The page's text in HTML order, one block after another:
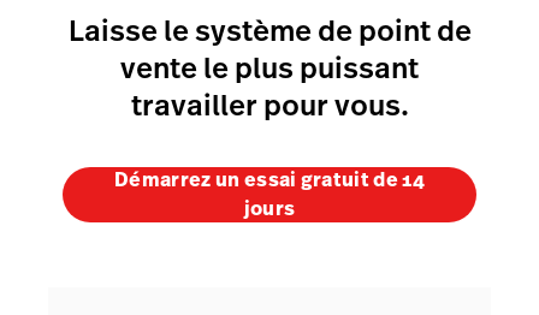
Laisse le système de point de
vente le plus puissant
travailler pour vous.
Démarrez un essai gratuit de 14
jours